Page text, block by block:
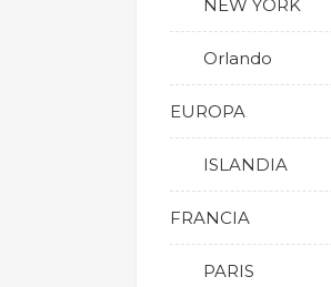
NEW YORK
Orlando
EUROPA
ISLANDIA
FRANCIA
PARIS